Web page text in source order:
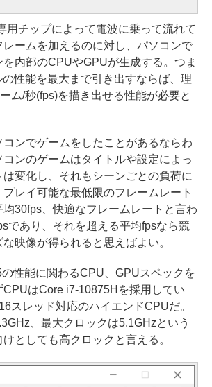
チップによって電波に乗って流れて
レームを加えるのに対し、パソコンで
内部のCPUやGPUが生成する。つま
性能を最大まで引き出すならば、理
ム/秒(fps)を描き出せる性能が必要と
ンでゲームをしたことがあるならわ
ンのゲームはタイトルや設定によっ
変化し、それもシーンごとの負荷に
レイ可能な最低限のフレームレート
均30fps、快適なフレームレートと言わ
であり、それを超える平均fpsなら競
映像が得られると思えばよい。
性能に関わるCPU、GPUスペックを
CPUはCore i7-10875Hを採用してい
スレッド対応のハイエンドCPUだ。
、最大クロックは5.1GHzという
としても高クロックと言える。